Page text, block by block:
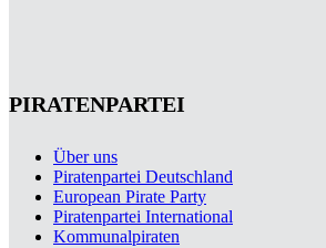
PIRATENPARTEI
Über uns
Piratenpartei Deutschland
European Pirate Party
Piratenpartei International
Kommunalpiraten